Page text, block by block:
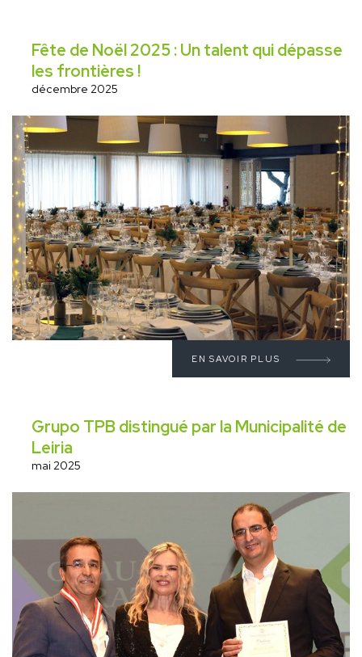
Fête de Noël 2025 : Un talent qui dépasse
les frontières !
décembre 2025
EN SAVOIR PLUS
Grupo TPB distingué par la Municipalité de
Leiria
mai 2025